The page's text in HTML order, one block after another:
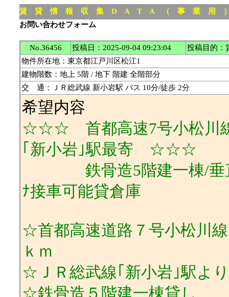
賃 貸 情 報 収 集 D A T A （ 事 業 用
お問い合わせフォーム
No.36456 投稿日：2025-09-04 09:23:04
投稿目的：
物件所在地：東京都江戸川区松江1
建物階数：地上 5階 / 地下 階建 全階部分
交 通：ＪＲ総武線 新小岩駅 バス 10分/徒歩 2分
希望内容
☆☆☆ 首都高速7号小松川線
｢新小岩｣駅最寄 ☆☆☆
鉄骨造5階建一棟/垂直
ﾅ接車可能貸倉庫
☆首都高速道路７号小松川
ｋｍ
☆ＪＲ総武線｢新小岩｣駅よ